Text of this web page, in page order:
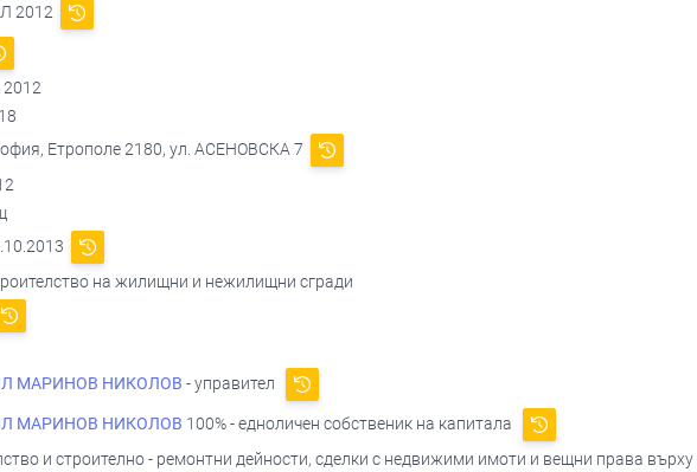
2012
2012
Етрополе 2180, ул. АСЕНОВСКА 7
на жилищни и нежилищни сгради
МАРИНОВ НИКОЛОВ - управител
МАРИНОВ НИКОЛОВ 100% - едноличен собственик на капитала
и строително - ремонтни дейности, сделки с недвижими имоти и вещни права върху